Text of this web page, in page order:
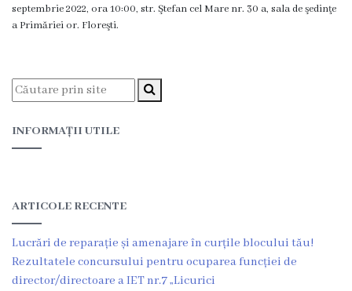
derulare
prioritare
finanțare
finalizate
Instituții
subordonate
septembrie 2022, ora 10:00, str. Ştefan cel Mare nr. 30 a, sala de şedinţe
a Primăriei or. Floreşti.
INFORMAȚII UTILE
ARTICOLE RECENTE
Lucrări de reparație și amenajare în curțile blocului tău!
Rezultatele concursului pentru ocuparea funcției de
director/directoare a IET nr.7 „Licurici